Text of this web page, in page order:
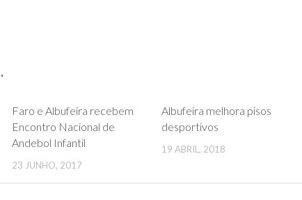
Faro e Albufeira recebem
Encontro Nacional de
Andebol Infantil
23 JUNHO, 2017
Albufeira melhora pisos
desportivos
19 ABRIL, 2018